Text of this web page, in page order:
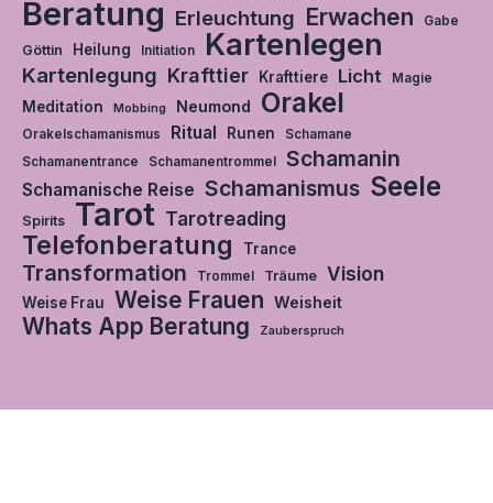
Beratung Erleuchtung Erwachen Gabe
Göttin Heilung Initiation Kartenlegen
Kartenlegung Krafttier Krafttiere Licht Magie
Meditation Mobbing Neumond Orakel
Orakelschamanismus Ritual Runen
Schamane
Schamanentrance
Schamanentrommel Schamanin
Schamanische Reise Schamanismus Seele
Spirits Tarot Tarotreading
Telefonberatung Trance
Transformation Trommel Träume Vision
Weise Frau Weise Frauen Weisheit
Whats App Beratung Zauberspruch